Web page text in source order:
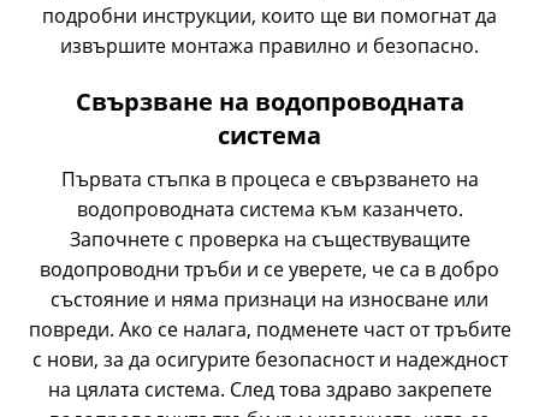
подробни инструкции, които ще ви помогнат да
извършите монтажа правилно и безопасно.
Свързване на водопроводната
система
Първата стъпка в процеса е свързването на
водопроводната система към казанчето.
Започнете с проверка на съществуващите
водопроводни тръби и се уверете, че са в добро
състояние и няма признаци на износване или
повреди. Ако се налага, подменете част от тръбите
с нови, за да осигурите безопасност и надеждност
на цялата система. След това здраво закрепете